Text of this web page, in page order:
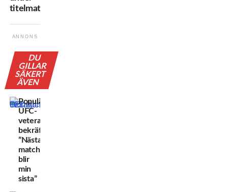
titelmatchen
ANNONS
DU
GILLAR
SÄKERT
ÄVEN
Populära
UFC-
veteranen
bekräftar:
”Nästa
match
blir
min
sista”